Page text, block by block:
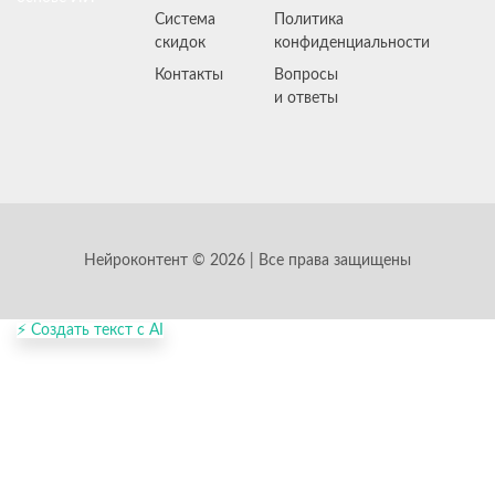
Система
скидок
Контакты
Политика
конфиденциальности
Вопросы
и ответы
Нейроконтент © 2026 | Все права защищены
⚡ Создать текст с AI